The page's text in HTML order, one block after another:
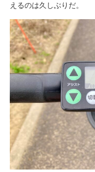
えるのは久しぶりだ。